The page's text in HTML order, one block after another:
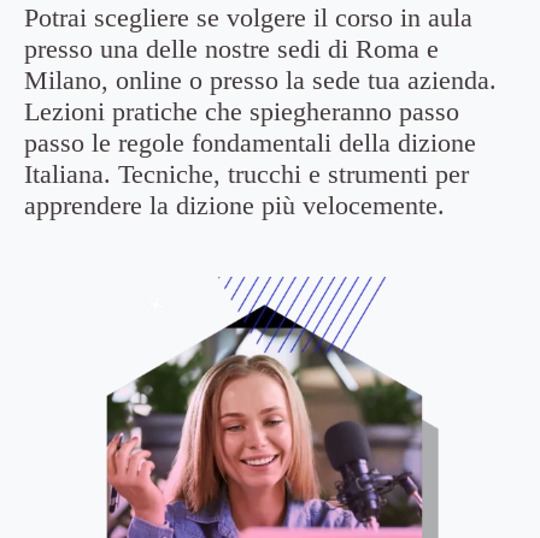
Potrai scegliere se volgere il corso in aula
presso una delle nostre sedi di Roma e
Milano, online o presso la sede tua azienda.
Lezioni pratiche che spiegheranno passo
passo le regole fondamentali della dizione
Italiana. Tecniche, trucchi e strumenti per
apprendere la dizione più velocemente.